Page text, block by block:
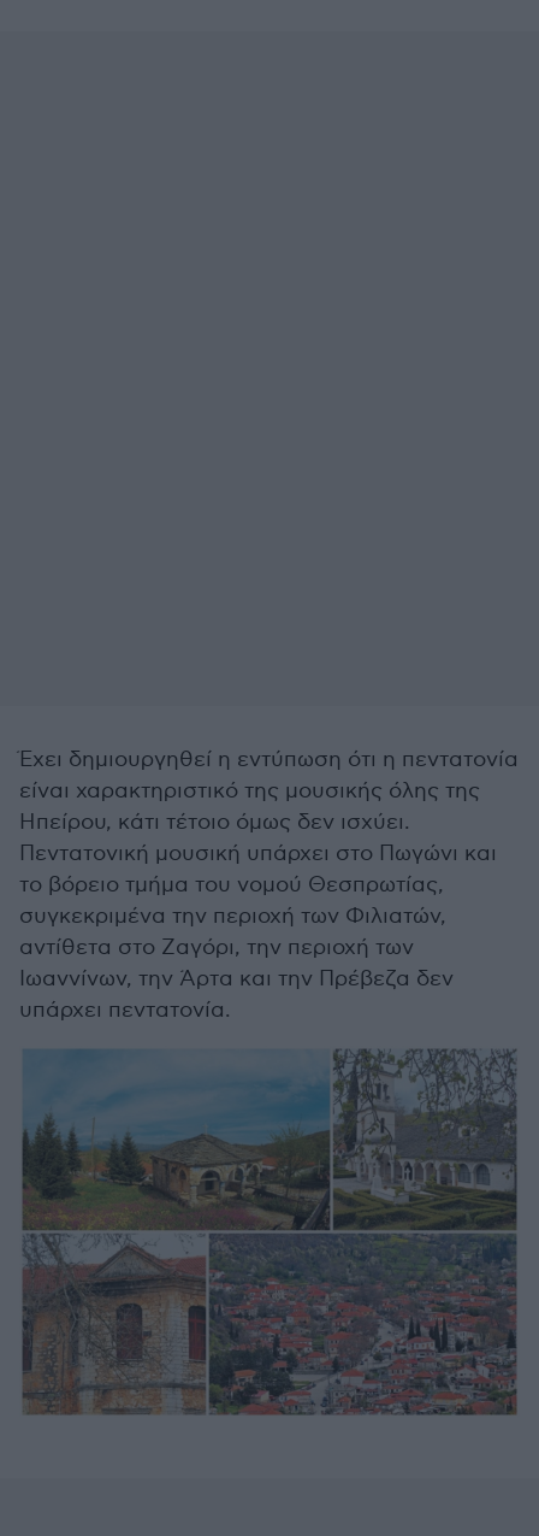
Έχει δημιουργηθεί η εντύπωση ότι η πεντατονία
είναι χαρακτηριστικό της μουσικής όλης της
Ηπείρου, κάτι τέτοιο όμως δεν ισχύει.
Πεντατονική μουσική υπάρχει στο Πωγώνι και
το βόρειο τμήμα του νομού Θεσπρωτίας,
συγκεκριμένα την περιοχή των Φιλιατών,
αντίθετα στο Ζαγόρι, την περιοχή των
Ιωαννίνων, την Άρτα και την Πρέβεζα δεν
υπάρχει πεντατονία.